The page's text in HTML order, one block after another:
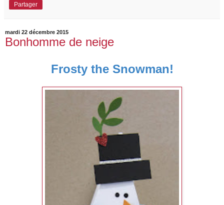
Partager
mardi 22 décembre 2015
Bonhomme de neige
Frosty the Snowman!